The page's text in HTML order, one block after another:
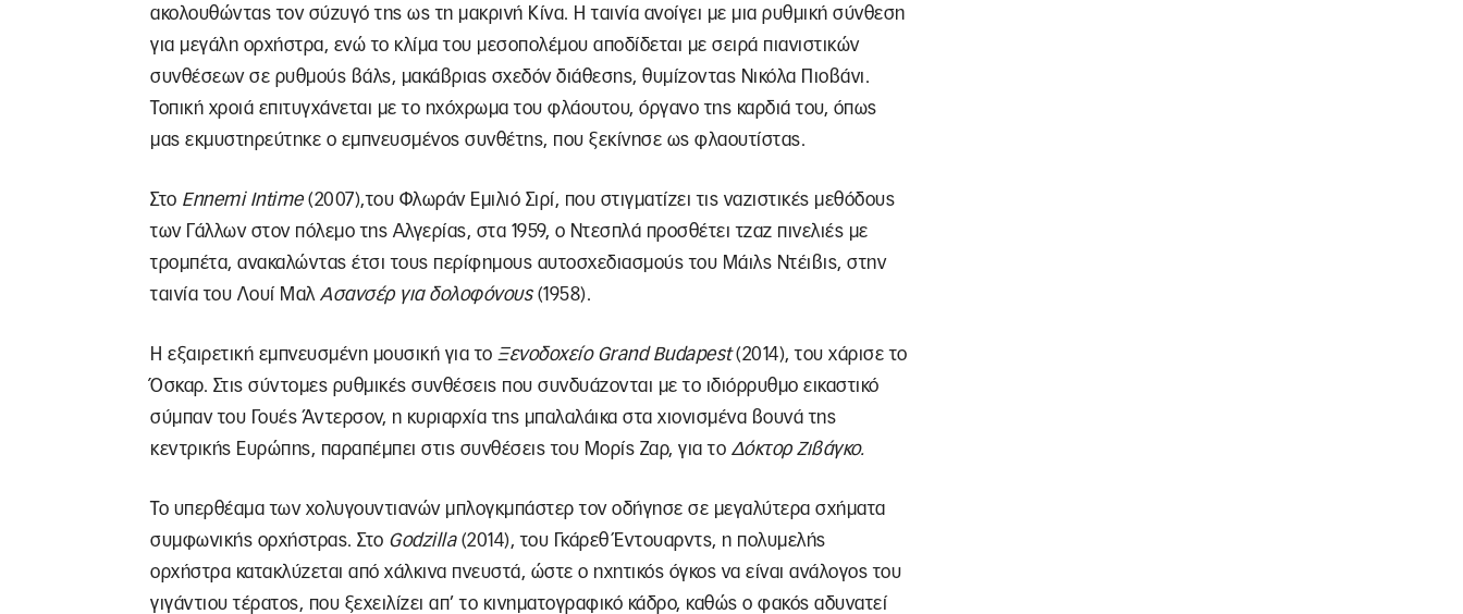
ακολουθώντας τον σύζυγό της ως τη μακρινή Κίνα. Η ταινία ανοίγει με μια ρυθμική σύνθεση
για μεγάλη ορχήστρα, ενώ το κλίμα του μεσοπολέμου αποδίδεται με σειρά πιανιστικών
συνθέσεων σε ρυθμούς βάλς, μακάβριας σχεδόν διάθεσης, θυμίζοντας Νικόλα Πιοβάνι.
Τοπική χροιά επιτυγχάνεται με το ηχόχρωμα του φλάουτου, όργανο της καρδιά του, όπως
μας εκμυστηρεύτηκε ο εμπνευσμένος συνθέτης, που ξεκίνησε ως φλαουτίστας.
Στο Ennemi Intime(2007),του Φλωράν Εμιλιό Σιρί, που στιγματίζει τις ναζιστικές μεθόδους
των Γάλλων στον πόλεμο της Αλγερίας, στα 1959, ο Ντεσπλά προσθέτει τζαζ πινελιές με
τρομπέτα, ανακαλώντας έτσι τους περίφημους αυτοσχεδιασμούς του Μάιλς Ντέιβις, στην
ταινία του Λουί Μαλ Ασανσέρ για δολοφόνους(1958).
Η εξαιρετική εμπνευσμένη μουσική για το Ξενοδοχείο Grand Budapest(2014), του χάρισε το
Όσκαρ. Στις σύντομες ρυθμικές συνθέσεις που συνδυάζονται με το ιδιόρρυθμο εικαστικό
σύμπαν του Γουές Άντερσον, η κυριαρχία της μπαλαλάικα στα χιονισμένα βουνά της
κεντρικής Ευρώπης, παραπέμπει στις συνθέσεις του Μορίς Ζαρ, για το Δόκτορ Ζιβάγκο.
Το υπερθέαμα των χολυγουντιανών μπλογκμπάστερ τον οδήγησε σε μεγαλύτερα σχήματα
συμφωνικής ορχήστρας. Στο Godzilla(2014), του Γκάρεθ Έντουαρντς, η πολυμελής
ορχήστρα κατακλύζεται από χάλκινα πνευστά, ώστε ο ηχητικός όγκος να είναι ανάλογος του
γιγάντιου τέρατος, που ξεχειλίζει απ’ το κινηματογραφικό κάδρο, καθώς ο φακός αδυνατεί